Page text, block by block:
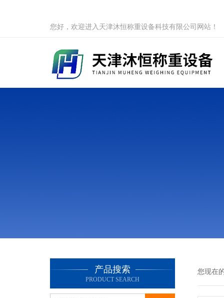
您好，欢迎进入天津沐恒称重设备科技有限公司网站！
产品搜索
PRODUCT SEARCH
您现在